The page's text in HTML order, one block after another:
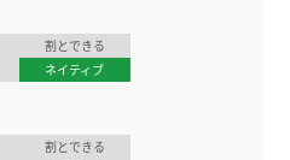
割とできる
ネイティブ
割とできる